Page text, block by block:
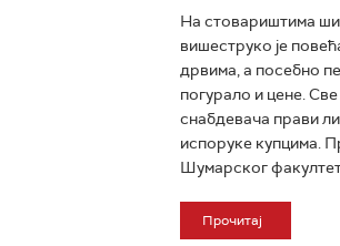
На стовариштима
вишеструко је
дрвима, а посебно
погурало и цене.
снабдевача прави
испоруке купцима.
Шумарског
Прочитај